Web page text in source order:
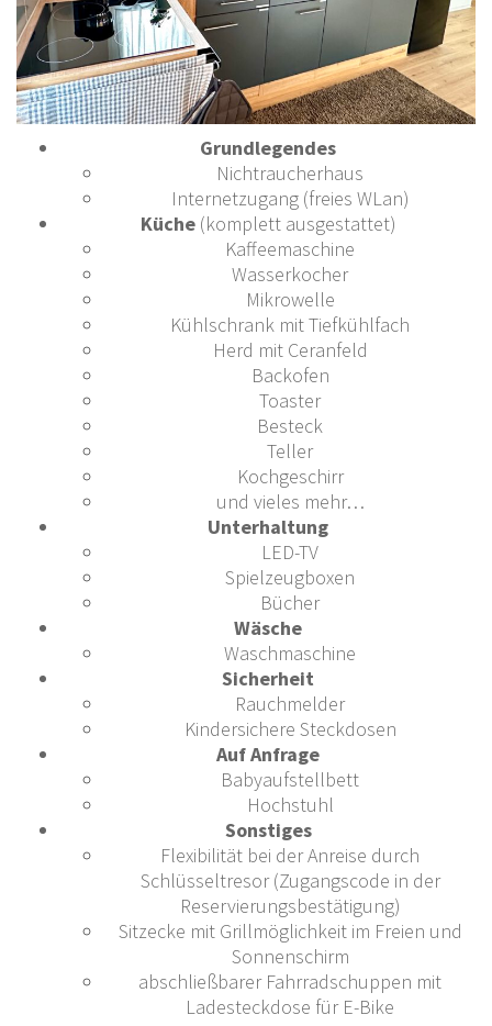
Grundlegendes
Nichtraucherhaus
Internetzugang (freies WLan)
Küche(komplett ausgestattet)
Kaffeemaschine
Wasserkocher
Mikrowelle
Kühlschrank mit Tiefkühlfach
Herd mit Ceranfeld
Backofen
Toaster
Besteck
Teller
Kochgeschirr
und vieles mehr…
Unterhaltung
LED-TV
Spielzeugboxen
Bücher
Wäsche
Waschmaschine
Sicherheit
Rauchmelder
Kindersichere Steckdosen
Auf Anfrage
Babyaufstellbett
Hochstuhl
Sonstiges
Flexibilität bei der Anreise durch
Schlüsseltresor (Zugangscode in der
Reservierungsbestätigung)
Sitzecke mit Grillmöglichkeit im Freien und
Sonnenschirm
abschließbarer Fahrradschuppen mit
Ladesteckdose für E-Bike